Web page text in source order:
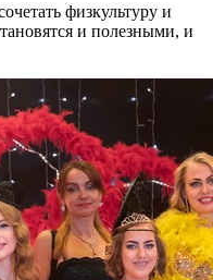
физкультуру и
и полезными, и